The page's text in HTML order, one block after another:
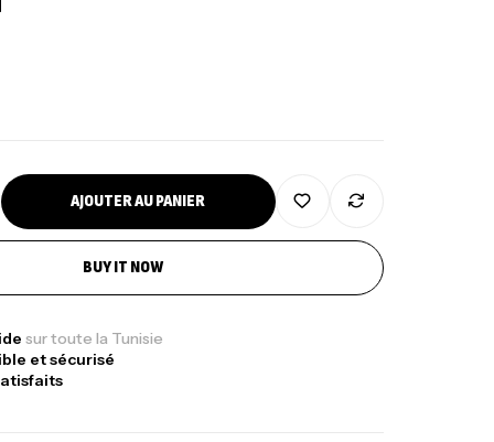
AJOUTER AU PANIER
BUY IT NOW
sur toute la Tunisie
et sécurisé
Jigging Sunset Massive Attack
120/250gr 30kg